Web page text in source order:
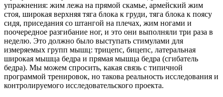
упражнения: жим лежа на прямой скамье, армейский жим
стоя, широкая верхняя тяга блока к груди, тяга блока к поясу
сидя, приседания со штангой на плечах, жим ногами и
поочередное разгибание ног, и это они выполняли три раза в
неделю. Это должно было выступать стимулами для
измеряемых групп мышц: трицепс, бицепс, латеральная
широкая мышца бедра и прямая мышца бедра (сгибатель
бедра). Мы можем спросить, какая связь с типичной
программой тренировок, но такова реальность исследования и
контролируемого исследовательского проекта.